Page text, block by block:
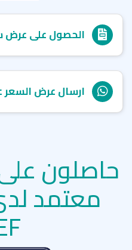
الحصول على عرض
ارسال عرض
حاصلون
معتمد